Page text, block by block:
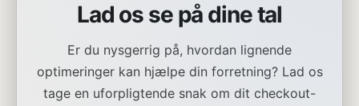
Lad os se på dine tal
Er du nysgerrig på, hvordan lignende
optimeringer kan hjælpe din forretning? Lad os
tage en uforpligtende snak om dit checkout-